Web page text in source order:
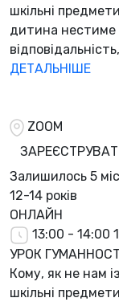
шкільні
дитина нестиме
ДЕТАЛЬНІШЕ
ZOOM
Залишилось 5
12-14 років
ОНЛАЙН
13:00 - 14:00
УРОК
Кому, як не нам
шкільні